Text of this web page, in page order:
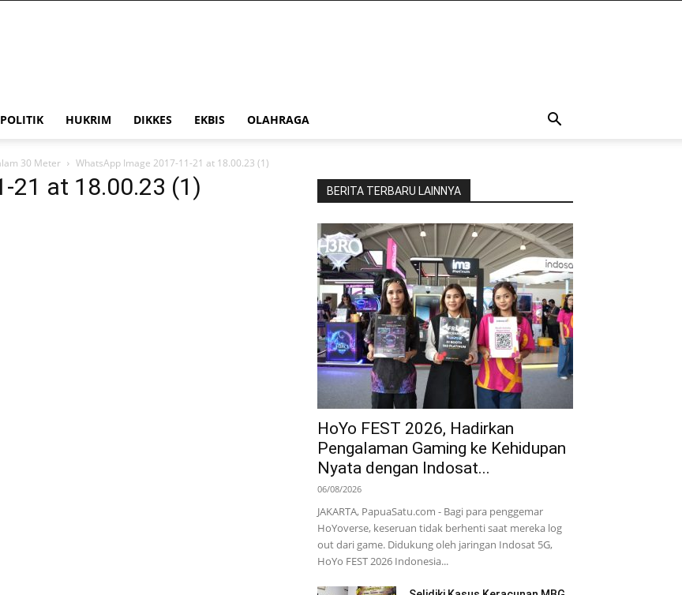
POLITIK HUKRIM DIKKES EKBIS OLAHRAGA
30 Meter WhatsApp Image 2017-11-21 at 18.00.23 (1)
21 at 18.00.23 (1) BERITA TERBARU LAINNYA
HoYo FEST 2026, Hadirkan
Pengalaman Gaming ke Kehidupan
Nyata dengan Indosat...
06/08/2026
JAKARTA, PapuaSatu.com - Bagi para penggemar
HoYoverse, keseruan tidak berhenti saat mereka log
out dari game. Didukung oleh jaringan Indosat 5G,
HoYo FEST 2026 Indonesia...